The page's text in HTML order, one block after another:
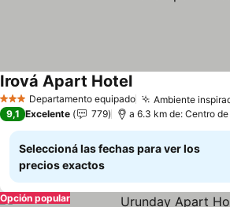
3 EstrellasDepartamento equipado Ambiente
Irová Apart Hotel
9,1 Excelente 779 a 6.3 km de: Centro
Seleccioná las fechas para ver los
precios exactos
Opción popular